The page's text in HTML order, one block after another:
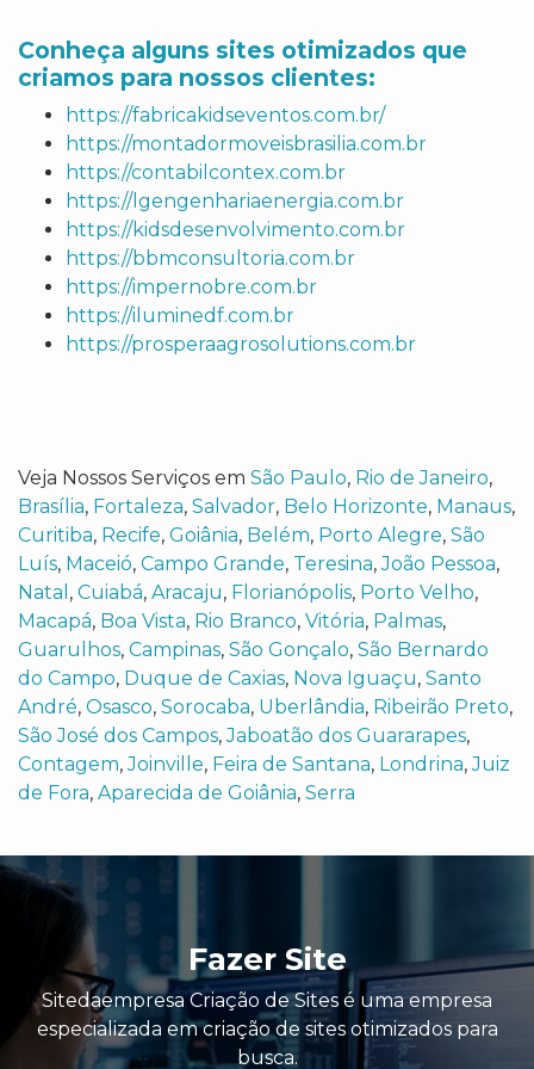
Conheça alguns sites otimizados que
criamos para nossos clientes:
https://fabricakidseventos.com.br/
https://montadormoveisbrasilia.com.br
https://contabilcontex.com.br
https://lgengenhariaenergia.com.br
https://kidsdesenvolvimento.com.br
https://bbmconsultoria.com.br
https://impernobre.com.br
https://iluminedf.com.br
https://prosperaagrosolutions.com.br
Veja Nossos Serviços em São Paulo, Rio de Janeiro,
Brasília, Fortaleza, Salvador, Belo Horizonte, Manaus,
Curitiba, Recife, Goiânia, Belém, Porto Alegre, São
Luís, Maceió, Campo Grande, Teresina,João Pessoa,
Natal , Cuiabá, Aracaju, Florianópolis, Porto Velho,
Macapá, Boa Vista, Rio Branco, Vitória, Palmas,
Guarulhos, Campinas, São Gonçalo, São Bernardo
do Campo, Duque de Caxias, Nova Iguaçu, Santo
André, Osasco, Sorocaba, Uberlândia, Ribeirão Preto,
São José dos Campos,Jaboatão dos Guararapes,
Contagem,Joinville, Feira de Santana, Londrina,Juiz
de Fora, Aparecida de Goiânia, Serra
Fazer Site
Sitedaempresa Criação de Sites é uma empresa
especializada em criação de sites otimizados para
busca.